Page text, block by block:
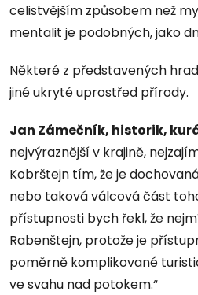
celistvějším způsobem než
mentalit je podobných, jako
Některé z představených
jiné ukryté uprostřed přírody.
Jan Zámečník, historik,
nejvýraznější v krajině,
Kobrštejn tím, že je
nebo taková válcová část
přístupnosti bych řekl, že
Rabenštejn, protože je
poměrně komplikované
ve svahu nad potokem.“